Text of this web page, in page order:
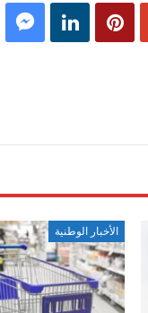
الأخبار الوطنية